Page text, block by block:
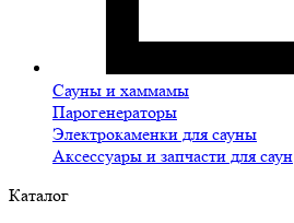
Сауны и хаммамы
Парогенераторы
Электрокаменки для сауны
Аксессуары и запчасти для саун
Каталог